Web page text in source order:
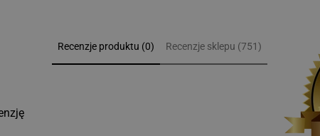
Recenzje produktu (0) Recenzje sklepu (751)